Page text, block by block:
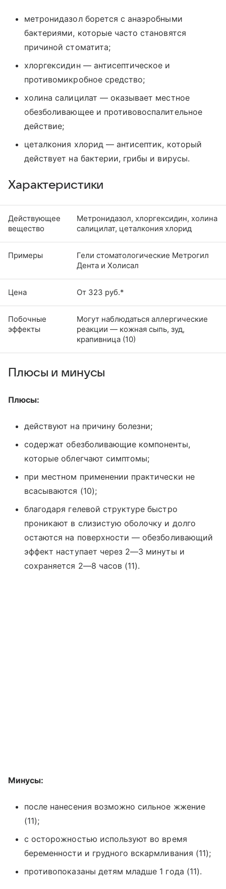
метронидазол борется с анаэробными
бактериями, которые часто становятся
причиной стоматита;
хлоргексидин — антисептическое и
противомикробное средство;
холина салицилат — оказывает местное
обезболивающее и противовоспалительное
действие;
цеталкония хлорид — антисептик, который
действует на бактерии, грибы и вирусы.
Характеристики
Действующее
вещество
Метронидазол, хлоргексидин, холина
салицилат, цеталкония хлорид
Примеры
Гели стоматологические Метрогил
Дента и Холисал
Цена От 323 руб.*
Побочные
эффекты
Могут наблюдаться аллергические
реакции — кожная сыпь, зуд,
крапивница (10)
Плюсы и минусы
Плюсы:
действуют на причину болезни;
содержат обезболивающие компоненты,
которые облегчают симптомы;
при местном применении практически не
всасываются (10);
благодаря гелевой структуре быстро
проникают в слизистую оболочку и долго
остаются на поверхности — обезболивающий
эффект наступает через 2—3 минуты и
сохраняется 2—8 часов (11).
Минусы:
после нанесения возможно сильное жжение
(11);
с осторожностью используют во время
беременности и грудного вскармливания (11);
противопоказаны детям младше 1 года (11).